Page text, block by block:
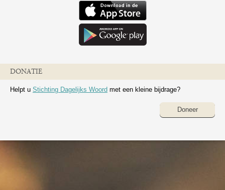
DONATIE
Helpt u Stichting Dagelijks Woord met een kleine bijdrage?
Doneer